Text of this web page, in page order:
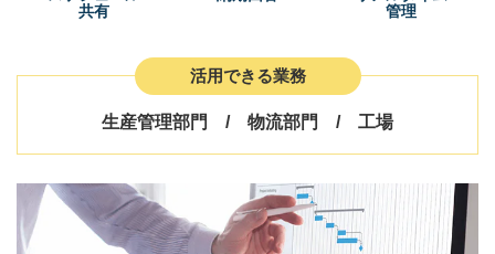
共有
管理
活用できる業務
生産管理部門 / 物流部門 / 工場